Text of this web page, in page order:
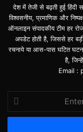
देश में तेजी से बढ़ती हुई हिंदी
विश्वसनीय, प्रमाणिक और
ऑनलाइन संपादकीय टीम हर
अपडेट होती है, जिससे हर
रचनाये या आस-पास घटित
है,
Email :
your
Email